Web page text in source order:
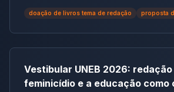
mais não leitores, ela democratiza o
conhecimento e reduz desigualdades.
doação de livros tema de redação proposta
Vestibular UNEB 2026:
feminicídio e a educação como